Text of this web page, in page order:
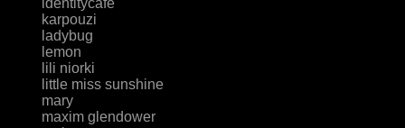
identitycafe
karpouzi
ladybug
lemon
lili niorki
little miss sunshine
mary
maxim glendower